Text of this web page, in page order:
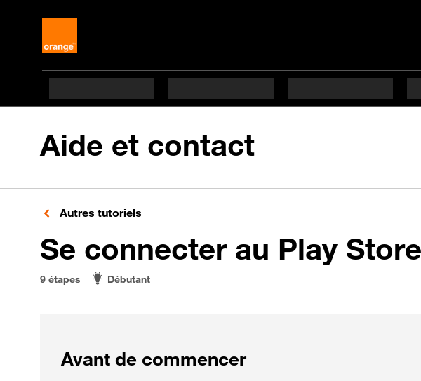
Aide et contact
Autres tutoriels
Se connecter au Play Store
9 étapes Débutant
Avant de commencer